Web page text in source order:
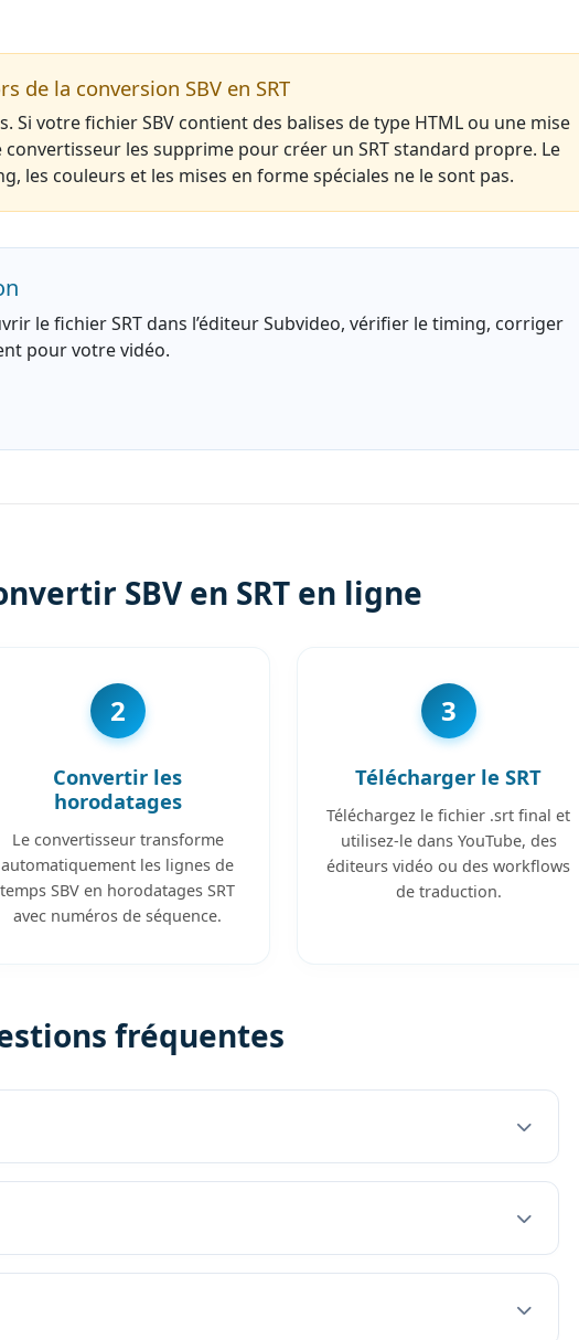
la conversion SBV en SRT
Si votre fichier SBV contient des balises de type HTML ou une mise
les supprime pour créer un SRT standard propre. Le
les couleurs et les mises en forme spéciales ne le sont pas.
le fichier SRT dans l’éditeur Subvideo, vérifier le timing, corriger
pour votre vidéo.
SBV en SRT en ligne
2
Convertir les
horodatages
Le convertisseur transforme
automatiquement les lignes de
temps SBV en horodatages SRT
avec numéros de séquence.
3
Télécharger le SRT
Téléchargez le fichier .srt final et
utilisez-le dans YouTube, des
éditeurs vidéo ou des workflows
de traduction.
fréquentes